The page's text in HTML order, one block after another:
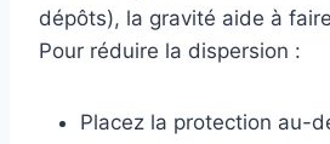
dépôts), la gravité aide à
Pour réduire la dispersion :
Placez la protection au-